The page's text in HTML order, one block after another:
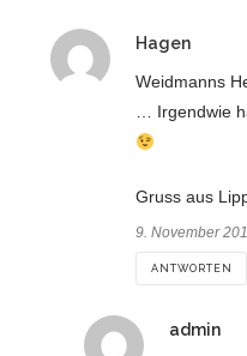
Hagensagt:
Weidmanns
… Irgendwie
Gruss aus
9. November
ANTWORTEN
admin